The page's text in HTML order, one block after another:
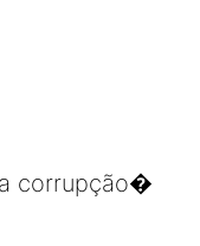
corrupção�